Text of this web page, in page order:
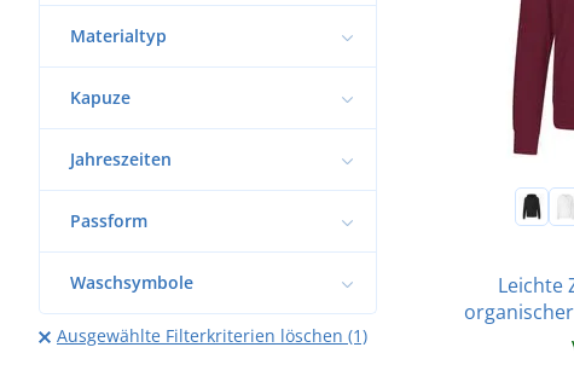
Materialtyp
Kapuze
Jahreszeiten
Passform
Waschsymbole
Ausgewählte Filterkriterien löschen (1)
Leichte